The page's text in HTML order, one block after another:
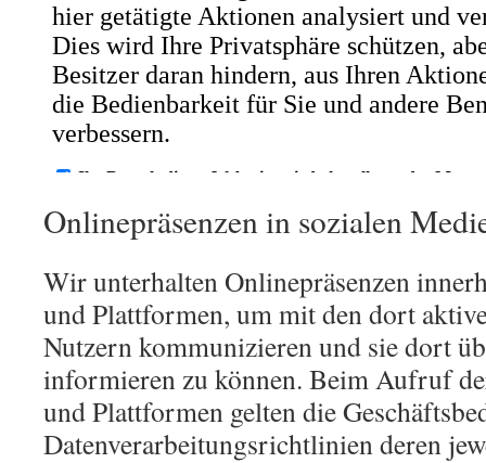
Onlinepräsenzen in sozialen
Wir unterhalten Onlinepräsenzen
und Plattformen, um mit den dort
Nutzern kommunizieren und sie dort
informieren zu können. Beim Aufruf
und Plattformen gelten die
Datenverarbeitungsrichtlinien deren